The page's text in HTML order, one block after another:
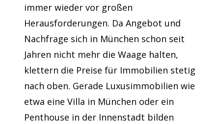
immer wieder vor großen
Herausforderungen. Da Angebot und
Nachfrage sich in München schon seit
Jahren nicht mehr die Waage halten,
klettern die Preise für Immobilien stetig
nach oben. Gerade Luxusimmobilien wie
etwa eine Villa in München oder ein
Penthouse in der Innenstadt bilden